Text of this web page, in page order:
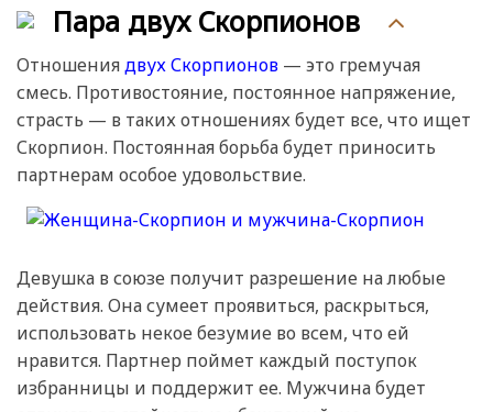
Пара двух Скорпионов
Отношениядвух Скорпионов — это гремучая
смесь. Противостояние, постоянное напряжение,
страсть — в таких отношениях будет все, что ищет
Скорпион. Постоянная борьба будет приносить
партнерам особое удовольствие.
Девушка в союзе получит разрешение на любые
действия. Она сумеет проявиться, раскрыться,
использовать некое безумие во всем, что ей
нравится. Партнер поймет каждый поступок
избранницы и поддержит ее. Мужчина будет